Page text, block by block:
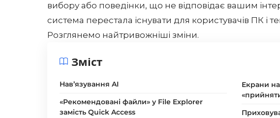
вибору або поведінки, що не відповідає вашим
система перестала існувати для користувачів ПК і
Розглянемо найтривожніші зміни.
Зміст
Нав’язування AI
«Рекомендовані файли» у File Explorer
замість Quick Access
Екрани